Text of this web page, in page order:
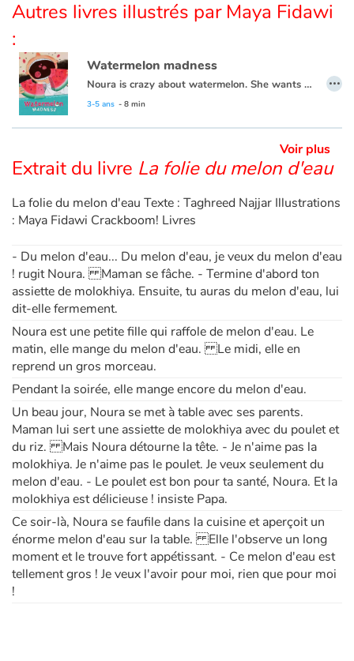
Apprendre les langues
Dyslexie, troubles de la lecture
Nos listes de lecture
Coups de coeur
Autres livres illustrés par Maya Fidawi
:
Watermelon madness
Noura is crazy about watermelon. She wants to eat nothing else, every day, at every meal. In fact, Noura thinks there is no such thing as too much watermelon. Until one night, when the watermelon she has hidden in her room to eat all by herself begins to grow and Noura gets taken on a wild watermelon adventure!
This book is also available in French:
3-5 ans - 8 min
…
Voir plus
Extrait du livre La folie du melon d'eau
La folie du melon d'eau Texte : Taghreed Najjar Illustrations
: Maya Fidawi Crackboom! Livres
- Du melon d'eau... Du melon d'eau, je veux du melon d'eau
! rugit Noura. Maman se fâche. - Termine d'abord ton
assiette de molokhiya. Ensuite, tu auras du melon d'eau, lui
dit-elle fermement.
Noura est une petite fille qui raffole de melon d'eau. Le
matin, elle mange du melon d'eau. Le midi, elle en
reprend un gros morceau.
Pendant la soirée, elle mange encore du melon d'eau.
Un beau jour, Noura se met à table avec ses parents.
Maman lui sert une assiette de molokhiya avec du poulet et
du riz. Mais Noura détourne la tête. - Je n'aime pas la
molokhiya. Je n'aime pas le poulet. Je veux seulement du
melon d'eau. - Le poulet est bon pour ta santé, Noura. Et la
molokhiya est délicieuse ! insiste Papa.
Ce soir-là, Noura se faufile dans la cuisine et aperçoit un
énorme melon d'eau sur la table. Elle l'observe un long
moment et le trouve fort appétissant. - Ce melon d'eau est
tellement gros ! Je veux l'avoir pour moi, rien que pour moi
!